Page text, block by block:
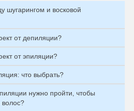
шугарингом и восковой
от депиляции?
от эпиляции?
что выбрать?
нужно пройти, чтобы
волос?